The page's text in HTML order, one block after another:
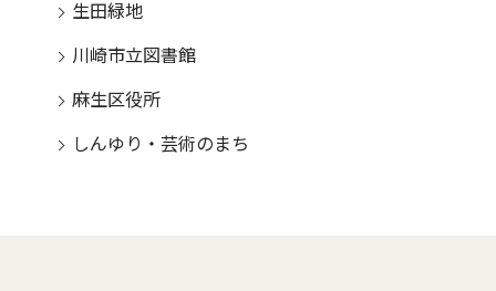
生田緑地
川崎市立図書館
麻生区役所
しんゆり・芸術のまち